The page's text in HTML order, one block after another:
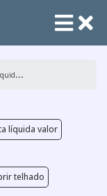
M
anta Líquida Impermeabilizante Para Laje
líquida valor
telhado